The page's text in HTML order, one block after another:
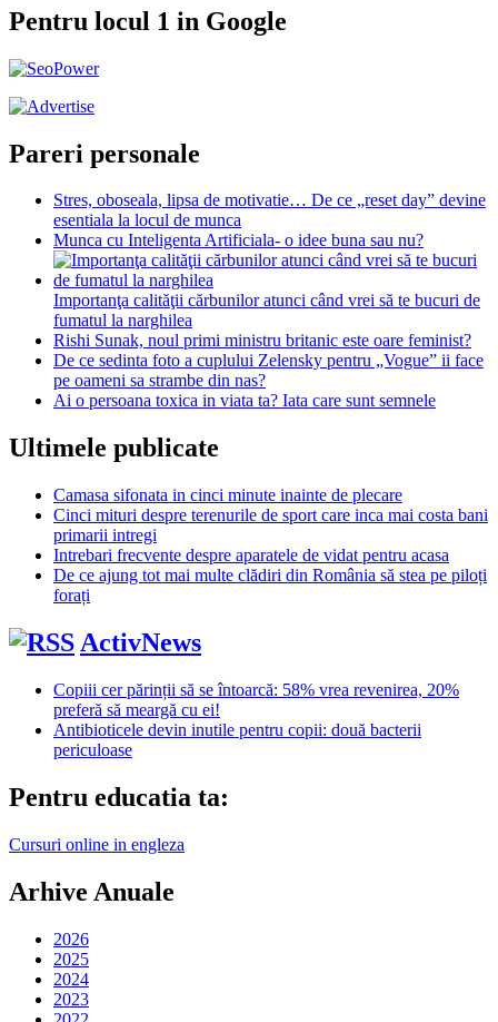
Pentru locul 1 in Google
Pareri personale
Stres, oboseala, lipsa de motivatie… De ce „reset day” devine
esentiala la locul de munca
Munca cu Inteligenta Artificiala- o idee buna sau nu?
Importanţa calităţii cărbunilor atunci când vrei să te bucuri de
fumatul la narghilea
Rishi Sunak, noul primi ministru britanic este oare feminist?
De ce sedinta foto a cuplului Zelensky pentru „Vogue” ii face
pe oameni sa strambe din nas?
Ai o persoana toxica in viata ta? Iata care sunt semnele
Ultimele publicate
Camasa sifonata in cinci minute inainte de plecare
Cinci mituri despre terenurile de sport care inca mai costa bani
primarii intregi
Intrebari frecvente despre aparatele de vidat pentru acasa
De ce ajung tot mai multe clădiri din România să stea pe piloți
forați
ActivNews
Copiii cer părinții să se întoarcă: 58% vrea revenirea, 20%
preferă să meargă cu ei!
Antibioticele devin inutile pentru copii: două bacterii
periculoase
Pentru educatia ta:
Cursuri online in engleza
Arhive Anuale
2026
2025
2024
2023